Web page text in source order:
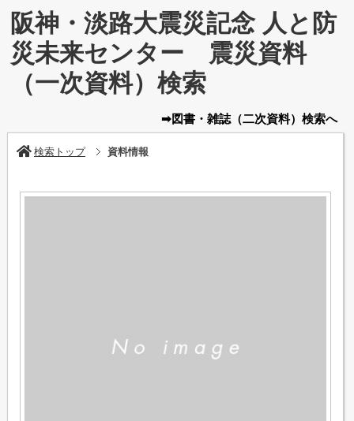
阪神・淡路大震災記念 人と防
災未来センター 震災資料
（一次資料）検索
➡図書・雑誌（二次資料） 検索へ
検索トップ 資料情報